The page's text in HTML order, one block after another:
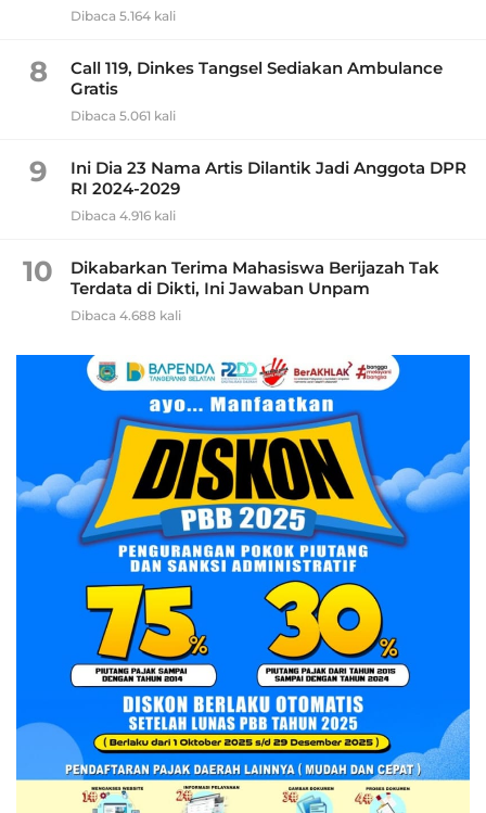
Dibaca 5.164 kali
8
Call 119, Dinkes Tangsel Sediakan Ambulance
Gratis
Dibaca 5.061 kali
9
Ini Dia 23 Nama Artis Dilantik Jadi Anggota DPR
RI 2024-2029
Dibaca 4.916 kali
10
Dikabarkan Terima Mahasiswa Berijazah Tak
Terdata di Dikti, Ini Jawaban Unpam
Dibaca 4.688 kali